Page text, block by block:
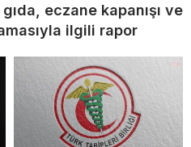
eczane kapanışı ve
ilgili rapor